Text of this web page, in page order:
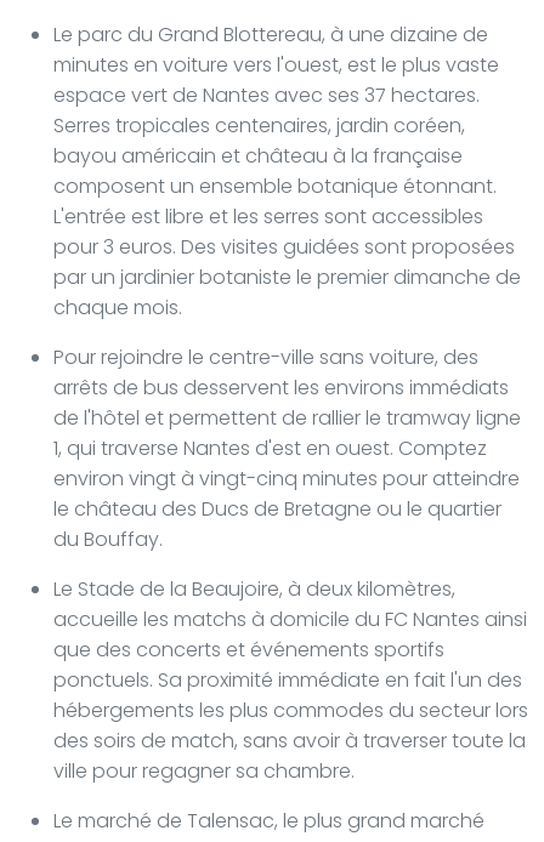
Le parc du Grand Blottereau, à une dizaine de
minutes en voiture vers l'ouest, est le plus vaste
espace vert de Nantes avec ses 37 hectares.
Serres tropicales centenaires, jardin coréen,
bayou américain et château à la française
composent un ensemble botanique étonnant.
L'entrée est libre et les serres sont accessibles
pour 3 euros. Des visites guidées sont proposées
par un jardinier botaniste le premier dimanche de
chaque mois.
Pour rejoindre le centre-ville sans voiture, des
arrêts de bus desservent les environs immédiats
de l'hôtel et permettent de rallier le tramway ligne
1, qui traverse Nantes d'est en ouest. Comptez
environ vingt à vingt-cinq minutes pour atteindre
le château des Ducs de Bretagne ou le quartier
du Bouffay.
Le Stade de la Beaujoire, à deux kilomètres,
accueille les matchs à domicile du FC Nantes ainsi
que des concerts et événements sportifs
ponctuels. Sa proximité immédiate en fait l'un des
hébergements les plus commodes du secteur lors
des soirs de match, sans avoir à traverser toute la
ville pour regagner sa chambre.
Le marché de Talensac, le plus grand marché